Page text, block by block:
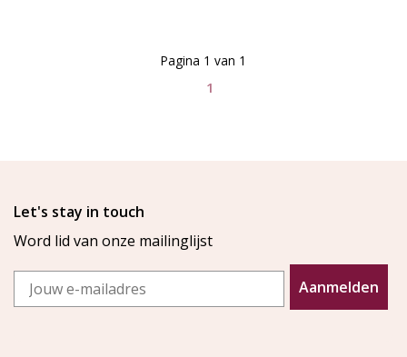
1
Pagina 1 van 1
Let's stay in touch
Word lid van onze mailinglijst
Email
Aanmelden